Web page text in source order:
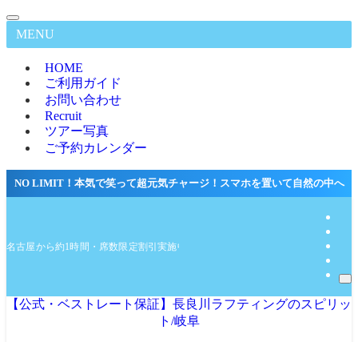
MENU
HOME
ご利用ガイド
お問い合わせ
Recruit
ツアー写真
ご予約カレンダー
NO LIMIT！本気で笑って超元気チャージ！スマホを置いて自然の中へ
名古屋から約1時間・席数限定割引実施中★公式サイト最低価格保証
【公式・ベストレート保証】長良川ラフティングのスピリッ
ト/岐阜